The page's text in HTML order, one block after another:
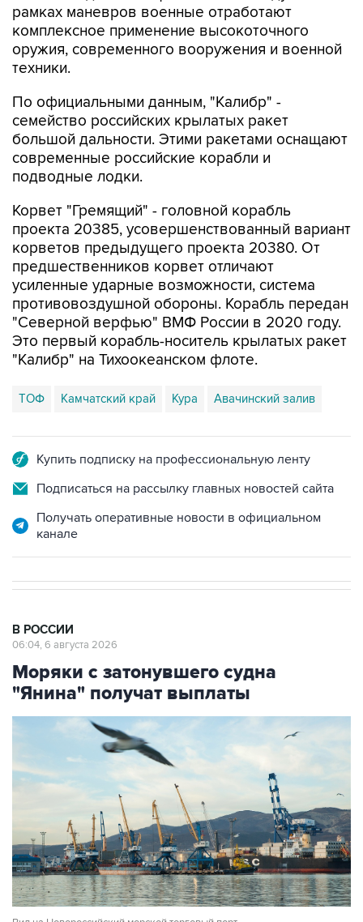
рамках маневров военные отработают
комплексное применение высокоточного
оружия, современного вооружения и военной
техники.
По официальными данным, "Калибр" -
семейство российских крылатых ракет
большой дальности. Этими ракетами оснащают
современные российские корабли и
подводные лодки.
Корвет "Гремящий" - головной корабль
проекта 20385, усовершенствованный вариант
корветов предыдущего проекта 20380. От
предшественников корвет отличают
усиленные ударные возможности, система
противовоздушной обороны. Корабль передан
"Северной верфью" ВМФ России в 2020 году.
Это первый корабль-носитель крылатых ракет
"Калибр" на Тихоокеанском флоте.
ТОФ Камчатский край Кура Авачинский залив
Купить подписку на профессиональную ленту
Подписаться на рассылку главных новостей сайта
Получать оперативные новости в официальном
канале
В РОССИИ
06:04, 6 августа 2026
Моряки с затонувшего судна
"Янина" получат выплаты